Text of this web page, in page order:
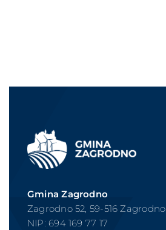
Gmina Zagrodno
Zagrodno 52, 59-516 Zagrodno
NIP: 694 169 77 17